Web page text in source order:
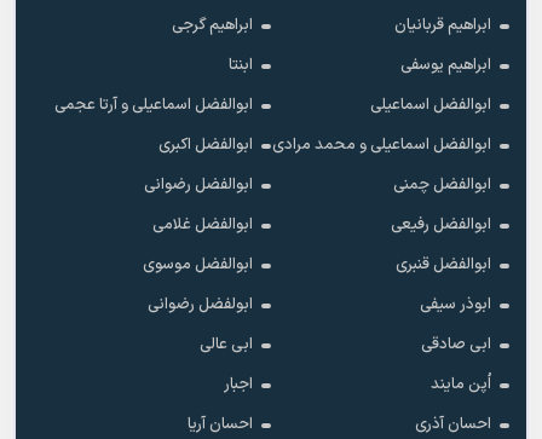
ابراهیم قربانیان
ابراهیم گرجی
ابراهیم یوسفی
ابنتا
ابوالفضل اسماعیلی
ابوالفضل اسماعیلی و آرتا عجمی
ابوالفضل اسماعیلی و محمد مرادی
ابوالفضل اکبری
ابوالفضل چمنی
ابوالفضل رضوانی
ابوالفضل رفیعی
ابوالفضل غلامی
ابوالفضل قنبری
ابوالفضل موسوی
ابوذر سیفی
ابولفضل رضوانی
ابی صادقی
ابی عالی
اُپن مایند
اجبار
احسان آذری
احسان آریا